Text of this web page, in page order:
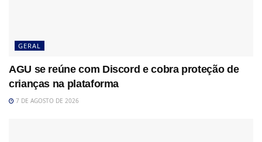
GERAL
AGU se reúne com Discord e cobra proteção de
crianças na plataforma
7 DE AGOSTO DE 2026